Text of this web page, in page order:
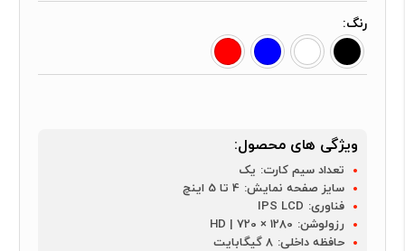
رنگ:
ویژگی های محصول:
تعداد سیم کارت: یک
سایز صفحه نمایش: 4 تا 5 اینچ
فناوری: IPS LCD
رزولوشن: 1280 × 720 | HD
حافظه داخلی: 8 گیگابایت